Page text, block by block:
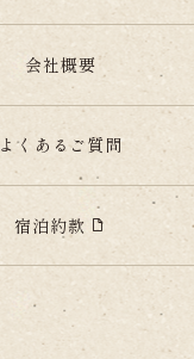
会社概要
よくあるご質問
宿泊約款